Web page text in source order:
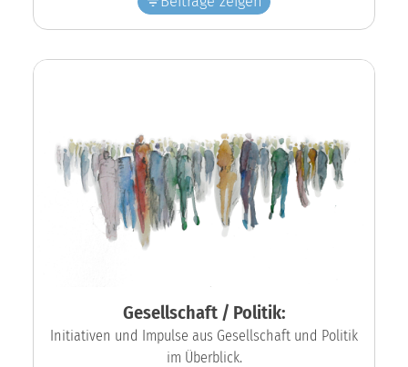
Gesellschaft / Politik:
Initiativen und Impulse aus Gesellschaft und Politik
im Überblick.